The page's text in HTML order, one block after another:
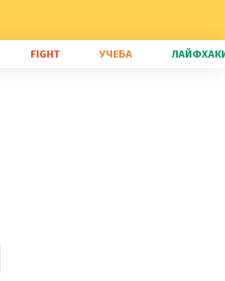
FIGHT УЧЕБА